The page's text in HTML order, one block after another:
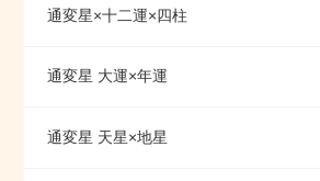
通変星×十二運×四柱
通変星 大運×年運
通変星 天星×地星